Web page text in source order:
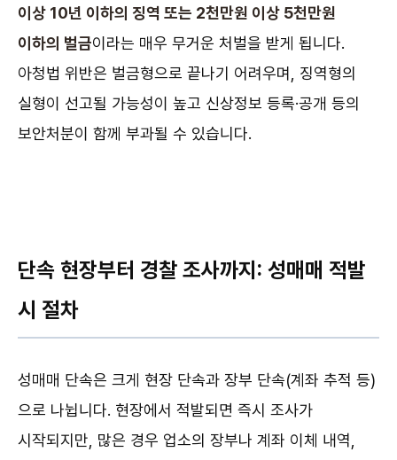
이상 10년 이하의 징역 또는 2천만원 이상 5천만원
이하의 벌금이라는 매우 무거운 처벌을 받게 됩니다.
아청법 위반은 벌금형으로 끝나기 어려우며, 징역형의
실형이 선고될 가능성이 높고 신상정보 등록·공개 등의
보안처분이 함께 부과될 수 있습니다.
단속 현장부터 경찰 조사까지: 성매매 적발
시 절차
성매매 단속은 크게 현장 단속과 장부 단속(계좌 추적 등)
으로 나뉩니다. 현장에서 적발되면 즉시 조사가
시작되지만, 많은 경우 업소의 장부나 계좌 이체 내역,